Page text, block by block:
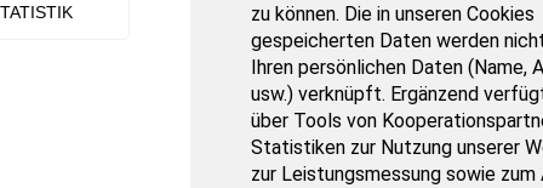
zu können. Die in unseren Cookies
gespeicherten Daten werden
Ihren persönlichen Daten (Name,
usw.) verknüpft. Ergänzend
über Tools von
Statistiken zur Nutzung unserer
zur Leistungsmessung sowie zum
Paketversand
Mit den Sensorikmatten von Muffkin bieten Kindern ein spielerisches